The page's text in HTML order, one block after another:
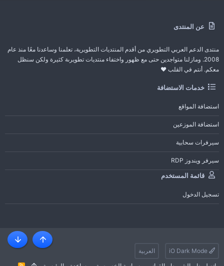
عن المنتدى
منتدى الدعم العربي التطويري من أقدم المنتديات التطويرية، تعلمنا وساعدنا معًا منذ عام
2008. ومازلنا متواجدين حتى مع ظهور واختفاء منتديات تطويرىة كثيرة ولكن سنظل
معكم. أنتم في القلب ❤️
خدمات الاستضافة
استضافة المواقع
استضافة الموزعين
سيرفرات سحابية
سيرفر ويندوز RDP
قائمة المستخدم
تسجيل الدخول
العربية
أعلى أسفل